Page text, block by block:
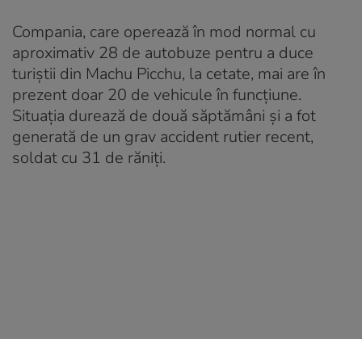
Compania, care operează în mod normal cu
aproximativ 28 de autobuze pentru a duce
turiștii din Machu Picchu, la cetate, mai are în
prezent doar 20 de vehicule în funcțiune.
Situația durează de două săptămâni și a fot
generată de un grav accident rutier recent,
soldat cu 31 de răniți.